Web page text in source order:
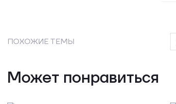
ПОХОЖИЕ ТЕМЫ
Может понравиться